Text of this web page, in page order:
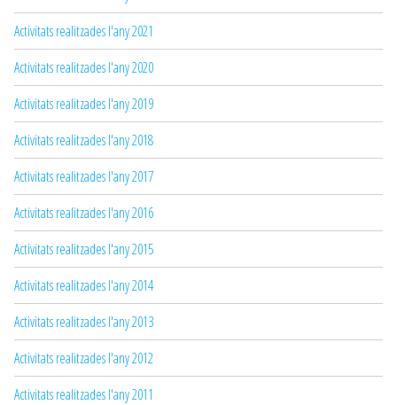
Activitats realitzades l'any 2021
Activitats realitzades l'any 2020
Activitats realitzades l'any 2019
Activitats realitzades l'any 2018
Activitats realitzades l'any 2017
Activitats realitzades l'any 2016
Activitats realitzades l'any 2015
Activitats realitzades l'any 2014
Activitats realitzades l'any 2013
Activitats realitzades l'any 2012
Activitats realitzades l'any 2011